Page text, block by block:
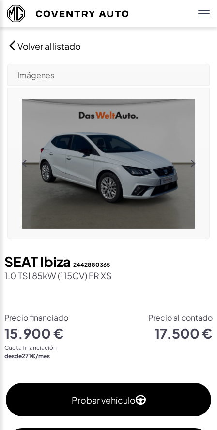
Volver al listado
Imágenes
SEAT Ibiza 2442880365
1.0 TSI 85kW (115CV) FR XS
Precio financiado
15.900 €
Cuota financiación
desde271€/mes
Precio al contado
17.500 €
Probar vehículo